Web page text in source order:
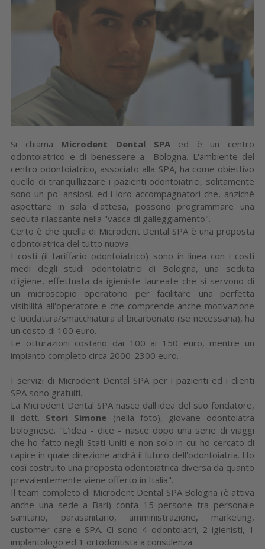
Si chiama Microdent Dental SPAed è un centro
odontoiatrico e di benessere a Bologna. L'ambiente del
centro odontoiatrico, associato alla SPA, ha come obiettivo
quello di tranquillizzare i pazienti odontoiatrici, solitamente
sono un po' ansiosi, ed i loro accompagnatori che, anziché
aspettare in sala d'attesa, possono programmare una
seduta rilassante nella "vasca di galleggiamento".
Certo è che quella di Microdent Dental SPA è una proposta
odontoiatrica del tutto nuova.
I costi (il tariffario odontoiatrico) sono in linea con i costi
medi degli studi odontoiatrici di Bologna, una seduta
d'igiene, effettuata da igieniste laureate che si servono di
un microscopio operatorio per facilitare una perfetta
visibilità all'operatore e che comprende anche motivazione
e lucidatura/smacchiatura al bicarbonato (se necessaria), ha
un costo di 100 euro.
Le otturazioni costano dai 100 ai 150 euro, mentre un
impianto completo circa 2000-2300 euro.
I servizi di Microdent Dental SPA per i pazienti ed i clienti
SPA sono gratuiti.
La Microdent Dental SPA nasce dall'idea del suo fondatore,
il dott. Stori Simone (nella foto), giovane odontoiatra
bolognese. "L'idea - dice - nasce dopo una serie di viaggi
che ho fatto negli Stati Uniti e non solo in cui ho cercato di
capire in quale direzione andrà il futuro dell'odontoiatria. Ho
così costruito una proposta odontoiatrica diversa da quanto
prevalentemente viene offerto in Italia".
Il team completo di Microdent Dental SPA Bologna (è attiva
anche una sede a Bari) conta 15 persone tra personale
sanitario, parasanitario, amministrazione, marketing,
customer care e SPA. Ci sono 4 odontoiatri, 2 igienisti, 1
implantologo ed 1 ortodontista a consulenza.